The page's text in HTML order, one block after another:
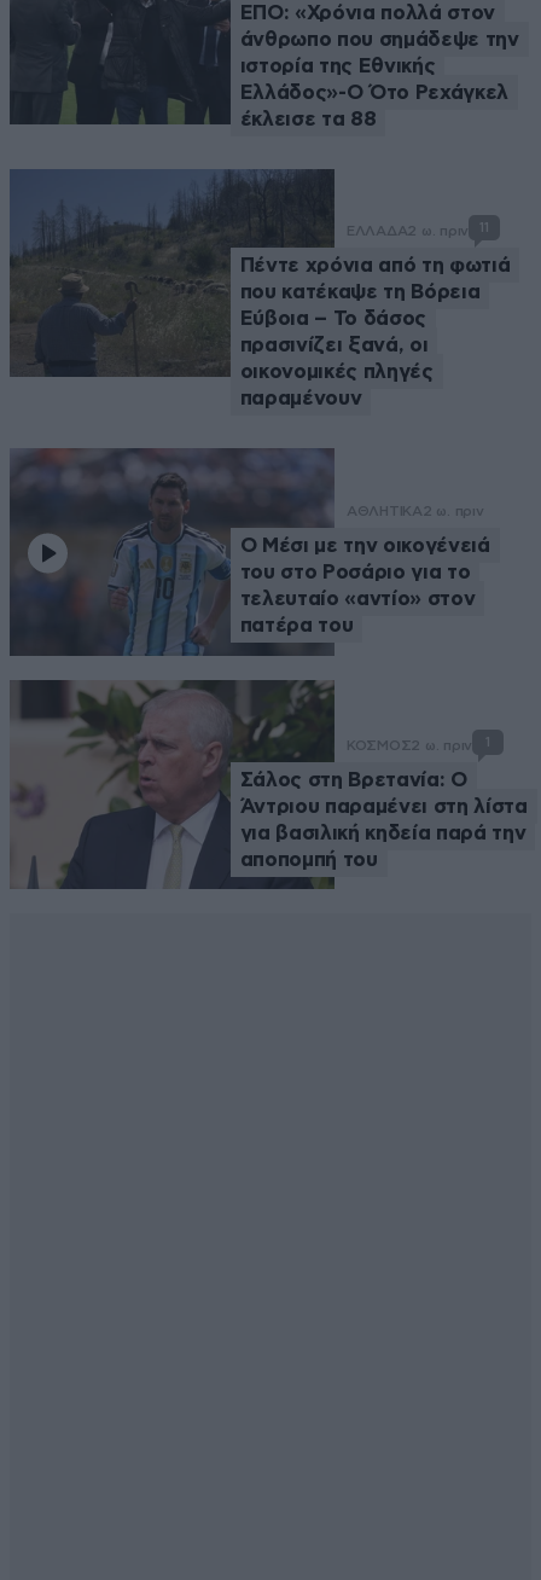
ΕΠΟ: «Χρόνια πολλά στον
άνθρωπο που σημάδεψε την
ιστορία της Εθνικής
Ελλάδος»-Ο Ότο Ρεχάγκελ
έκλεισε τα 88
ΕΛΛΑΔΑ2 ω. πριν 11
Πέντε χρόνια από τη φωτιά
που κατέκαψε τη Βόρεια
Εύβοια – Το δάσος
πρασινίζει ξανά, οι
οικονομικές πληγές
παραμένουν
ΑΘΛΗΤΙΚΑ 2 ω. πριν
Ο Μέσι με την οικογένειά
του στο Ροσάριο για το
τελευταίο «αντίο» στον
πατέρα του
ΚΟΣΜΟΣ2 ω. πριν 1
Σάλος στη Βρετανία: Ο
Άντριου παραμένει στη λίστα
για βασιλική κηδεία παρά την
αποπομπή του